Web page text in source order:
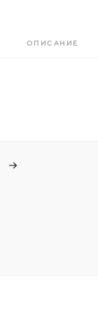
ОПИСАНИЕ